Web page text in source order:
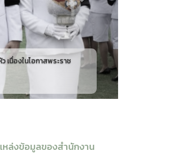
นื่องในโอกาสพระราช
หล่งข้อมูลของสำนักงาน